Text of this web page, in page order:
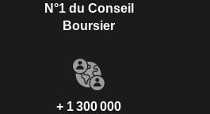
N°1 du Conseil
Boursier
+ 1 300 000